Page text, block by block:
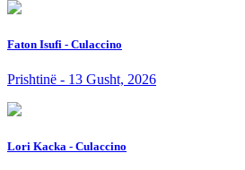
Faton Isufi - Culaccino
Prishtinë - 13 Gusht, 2026
Lori Kacka - Culaccino